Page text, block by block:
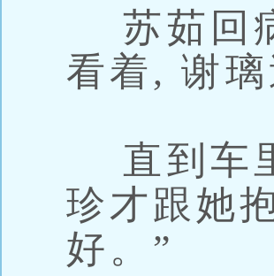
苏茹回
看着, 谢
直到车
珍才跟她
好。”